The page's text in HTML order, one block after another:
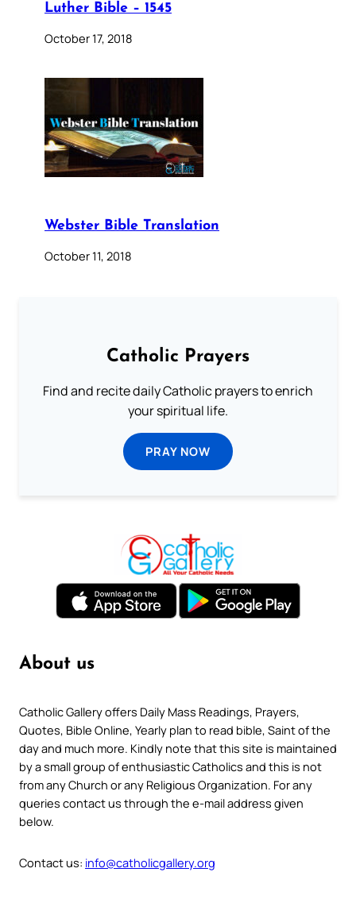
Luther Bible – 1545
October 17, 2018
Webster Bible Translation
October 11, 2018
Catholic Prayers
Find and recite daily Catholic prayers to enrich
your spiritual life.
PRAY NOW
About us
Catholic Gallery offers Daily Mass Readings, Prayers,
Quotes, Bible Online, Yearly plan to read bible, Saint of the
day and much more. Kindly note that this site is maintained
by a small group of enthusiastic Catholics and this is not
from any Church or any Religious Organization. For any
queries contact us through the e-mail address given
below.
Contact us: info@catholicgallery.org